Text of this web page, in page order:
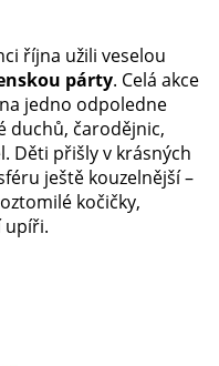
října užili veselou
párty. Celá akce
jedno odpoledne
duchů, čarodějnic,
Děti přišly v krásných
ještě kouzelnější –
kočičky,
upíři.